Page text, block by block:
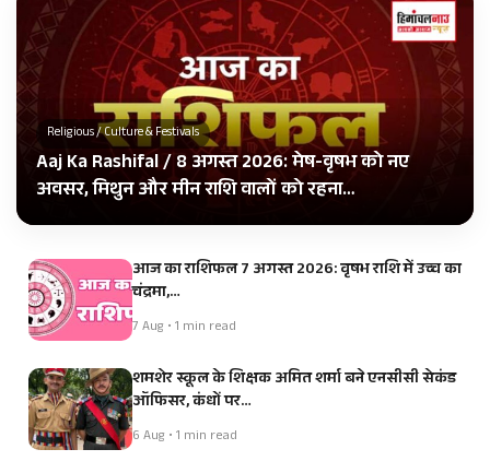
Religious / Culture & Festivals
Aaj Ka Rashifal / 8 अगस्त 2026: मेष-वृषभ को नए
अवसर, मिथुन और मीन राशि वालों को रहना…
आज का राशिफल 7 अगस्त 2026: वृषभ राशि में उच्च का
चंद्रमा,…
7 Aug • 1 min read
शमशेर स्कूल के शिक्षक अमित शर्मा बने एनसीसी सेकंड
ऑफिसर, कंधों पर…
6 Aug • 1 min read